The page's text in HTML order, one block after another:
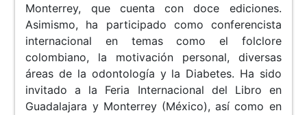
Monterrey, que cuenta con doce ediciones.
Asimismo, ha participado como conferencista
internacional en temas como el folclore
colombiano, la motivación personal, diversas
áreas de la odontología y la Diabetes. Ha sido
invitado a la Feria Internacional del Libro en
Guadalajara y Monterrey (México), así como en